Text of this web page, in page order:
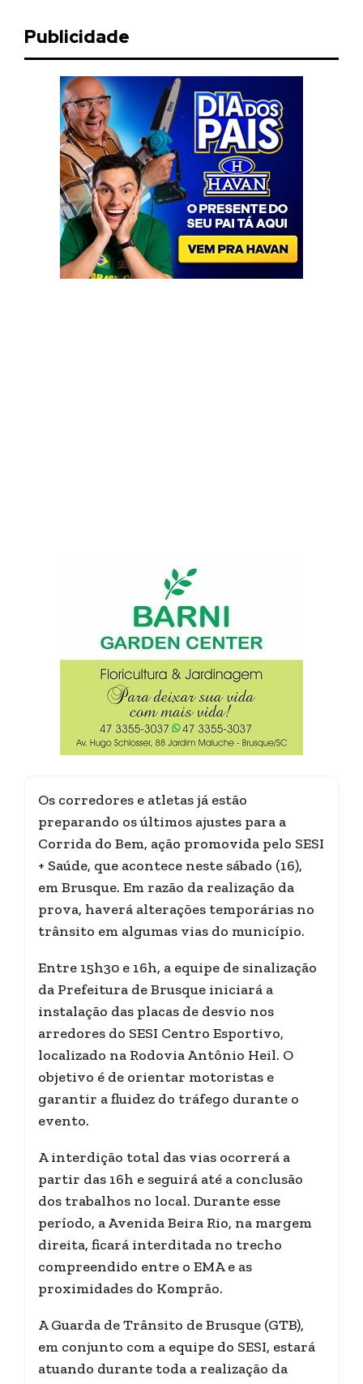
Publicidade
Os corredores e atletas já estão
preparando os últimos ajustes para a
Corrida do Bem, ação promovida pelo SESI
+ Saúde, que acontece neste sábado (16),
em Brusque. Em razão da realização da
prova, haverá alterações temporárias no
trânsito em algumas vias do município.
Entre 15h30 e 16h, a equipe de sinalização
da Prefeitura de Brusque iniciará a
instalação das placas de desvio nos
arredores do SESI Centro Esportivo,
localizado na Rodovia Antônio Heil. O
objetivo é de orientar motoristas e
garantir a fluidez do tráfego durante o
evento.
A interdição total das vias ocorrerá a
partir das 16h e seguirá até a conclusão
dos trabalhos no local. Durante esse
período, a Avenida Beira Rio, na margem
direita, ficará interditada no trecho
compreendido entre o EMA e as
proximidades do Komprão.
A Guarda de Trânsito de Brusque (GTB),
em conjunto com a equipe do SESI, estará
atuando durante toda a realização da